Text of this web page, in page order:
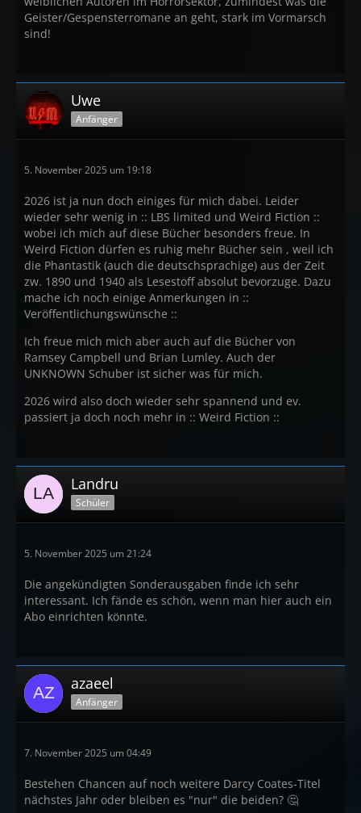
Geister/Gespensterromane an geht, stark im Vormarsch
sind!
Uwe
Anfänger
5. November 2025 um 19:18
2026 ist ja nun doch einiges für mich dabei. Leider
wieder sehr wenig in :: LBS limited und Weird Fiction ::
wobei ich mich auf diese Bücher besonders freue. In
Weird Fiction dürfen es ruhig mehr Bücher sein , weil ich
die Phantastik (auch die deutschsprachige) aus der Zeit
zw. 1890 und 1940 als Lesestoff absolut bevorzuge. Dazu
mache ich noch einige Anmerkungen in ::
Veröffentlichungswünsche ::
Ich freue mich mich aber auch auf die Bücher von
Ramsey Campbell und Brian Lumley. Auch der
UNKNOWN Schuber ist sicher was für mich.
2026 wird also doch wieder sehr spannend und ev.
passiert ja doch noch mehr in :: Weird Fiction ::
Landru
Schüler
5. November 2025 um 21:24
Die angekündigten Sonderausgaben finde ich sehr
interessant. Ich fände es schön, wenn man hier auch ein
Abo einrichten könnte.
azaeel
Anfänger
7. November 2025 um 04:49
Bestehen Chancen auf noch weitere Darcy Coates-Titel
nächstes Jahr oder bleiben es "nur" die beiden? 🤔